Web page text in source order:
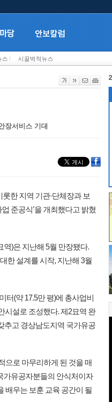
스 시끌벅적뉴스
장서비스 기대
한 지역 기관·단체장과 보
준공식’을 개최했다고 밝혔
역)은 지난해 5월 만장됐다.
한 설계를 시작, 지난해 3월
(약 17.5만 평)에 총사업비
시설로 조성했다. 제2묘역 완
추고 경상남도지역 국가유공
으로 마무리하게 된 것을 매
가유공자분들의 안식처이자
배우는 보훈 교육 공간이 될